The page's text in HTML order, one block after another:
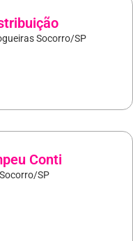
Socorro/SP
Conti
SP